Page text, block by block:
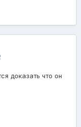
доказать что он